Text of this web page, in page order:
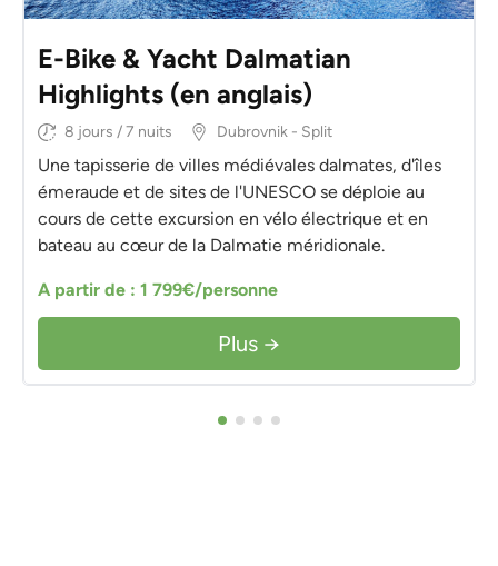
E-Bike & Yacht Dalmatian
Highlights (en anglais)
8 jours / 7 nuits Dubrovnik - Split
Une tapisserie de villes médiévales dalmates, d'îles
émeraude et de sites de l'UNESCO se déploie au
cours de cette excursion en vélo électrique et en
bateau au cœur de la Dalmatie méridionale.
A partir de : 1 799€/personne
Plus →